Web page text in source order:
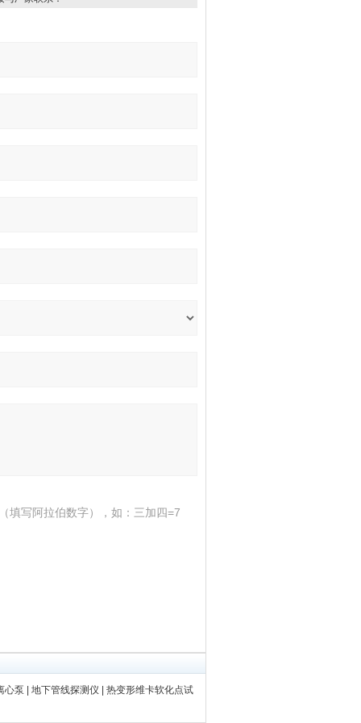
填写阿拉伯数字），如：三加四=7
心泵 地下管线探测仪
热变形维卡软化点试